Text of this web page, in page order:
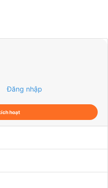
Đăng nhập
hoạt